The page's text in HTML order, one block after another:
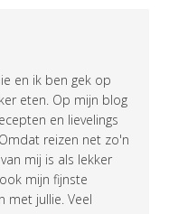
en ik ben gek op
eten. Op mijn blog
en lievelings
reizen net zo'n
mij is als lekker
mijn fijnste
met jullie. Veel